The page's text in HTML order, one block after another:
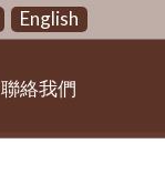
English
聯絡我們